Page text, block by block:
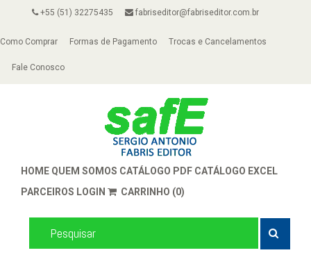
+55 (51) 32275435 fabriseditor@fabriseditor.com.br
Como Comprar Formas de Pagamento Trocas e Cancelamentos
Fale Conosco
HOME QUEM SOMOS CATÁLOGO PDF CATÁLOGO EXCEL
PARCEIROS LOGIN CARRINHO (0)